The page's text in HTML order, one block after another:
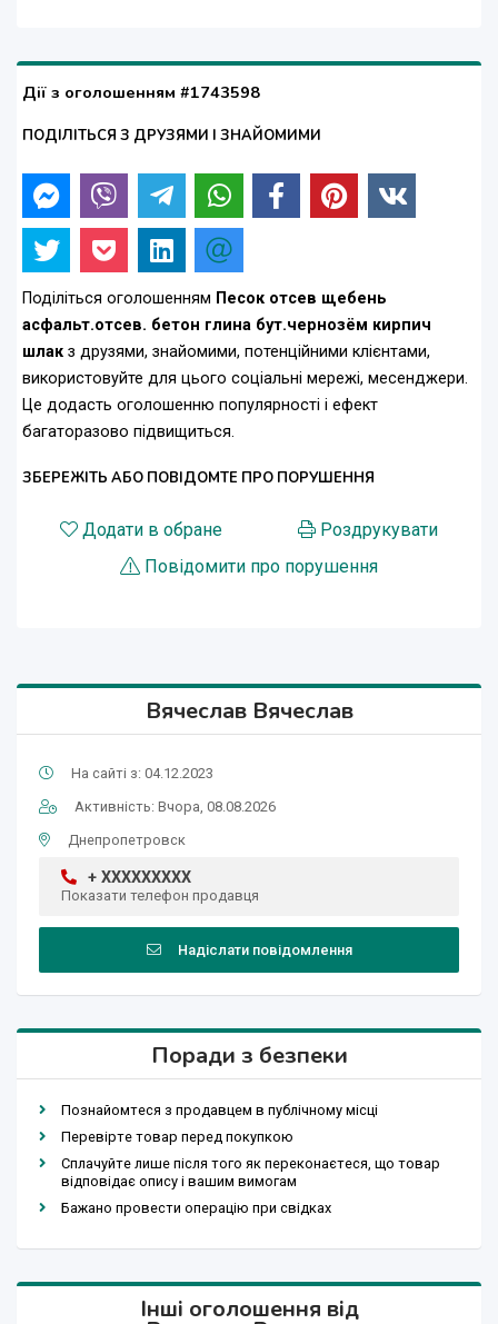
Дії з оголошенням #1743598
ПОДІЛІТЬСЯ З ДРУЗЯМИ І ЗНАЙОМИМИ
Поділіться оголошенням Песок отсев щебень
асфальт.отсев. бетон глина бут.чернозём кирпич
шлак з друзями, знайомими, потенційними клієнтами,
використовуйте для цього соціальні мережі, месенджери.
Це додасть оголошенню популярності і ефект
багаторазово підвищиться.
ЗБЕРЕЖІТЬ АБО ПОВІДОМТЕ ПРО ПОРУШЕННЯ
Додати в обране
Роздрукувати
Повідомити про порушення
Вячеслав Вячеслав
На сайті з: 04.12.2023
Активність: Вчора, 08.08.2026
Днепропетровск
+ XXXXXXXXX
Показати телефон продавця
Надіслати повідомлення
Поради з безпеки
Познайомтеся з продавцем в публічному місці
Перевірте товар перед покупкою
Сплачуйте лише після того як переконаєтеся, що товар
відповідає опису і вашим вимогам
Бажано провести операцію при свідках
Інші оголошення від